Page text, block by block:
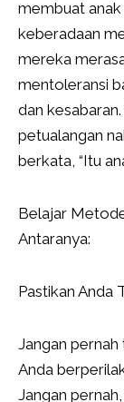
membuat
keberadaan
mereka
mentoleransi
dan
petualangan
berkata, “Itu
Belajar
Antaranya:
Pastikan Anda
Jangan
Anda
Jangan